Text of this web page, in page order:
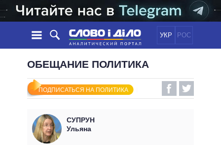
УКР РОС
НОВОСТИ
ЛЕНТА
СОБЫТИЯ
СТАТЬИ
МНЕНИЯ
ОБЗОРЫ
ПОЛИТИКА
ЭКОНОМИКА
ОБЕЩАНИЯ
ВСЕ ПОЛИТИКИ
ПРЕЗИДЕНТ И ОФИС
ИНФОГРАФИКА
ОБЕЩАНИЕ ПОЛИТИКА
ПОДПИСАТЬСЯ НА ПОЛИТИКА
СУПРУН
Ульяна